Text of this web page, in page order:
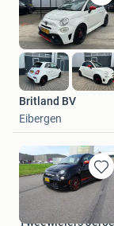
in
Mijn
Britland BV
Eibergen
Mijn
Tweewielers